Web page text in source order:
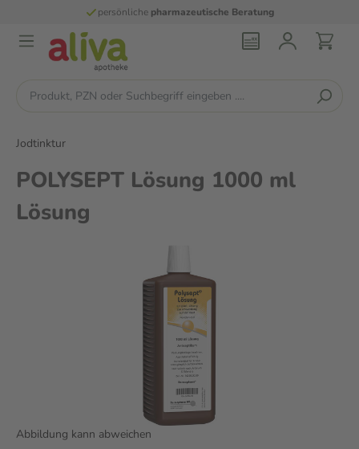
persönliche pharmazeutische Beratung
Jodtinktur
POLYSEPT Lösung 1000 ml
Lösung
Abbildung kann abweichen